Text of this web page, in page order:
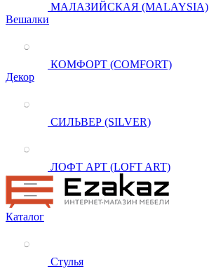
МАЛАЗИЙСКАЯ (MALAYSIA)
Вешалки
КОМФОРТ (COMFORT)
Декор
СИЛЬВЕР (SILVER)
ЛОФТ АРТ (LOFT ART)
Каталог
Стулья